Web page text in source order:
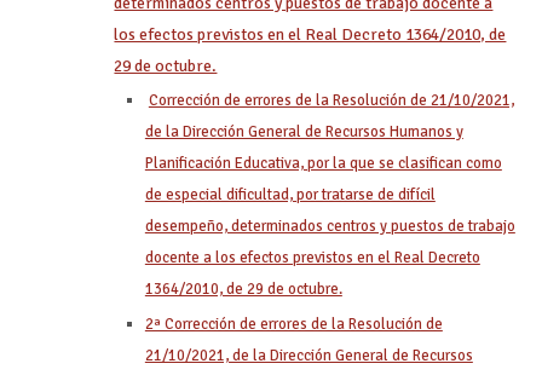
los efectos previstos en el Real Decreto 1364/2010, de
29 de octubre.
Corrección de errores de la Resolución de 21/10/2021,
de la Dirección General de Recursos Humanos y
Planificación Educativa, por la que se clasifican como
de especial dificultad, por tratarse de difícil
desempeño, determinados centros y puestos de trabajo
docente a los efectos previstos en el Real Decreto
1364/2010, de 29 de octubre.
2ª Corrección de errores de la Resolución de
21/10/2021, de la Dirección General de Recursos